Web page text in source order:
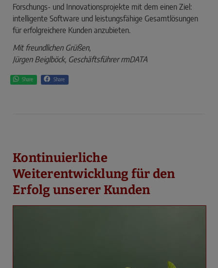
Forschungs- und Innovationsprojekte mit dem einen Ziel:
intelligente Software und leistungsfähige Gesamtlösungen
für erfolgreichere Kunden anzubieten.
Mit freundlichen Grüßen,
Jürgen Beiglböck, Geschäftsführer rmDATA
Share Share
Kontinuierliche
Weiterentwicklung für den
Erfolg unserer Kunden